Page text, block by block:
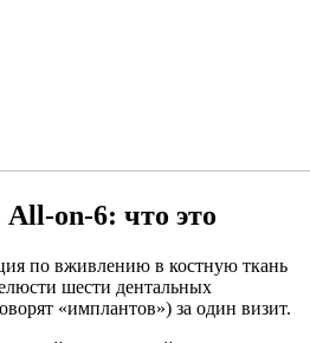
on-6: что это
по вживлению в костную ткань
шести дентальных
«имплантов») за один визит.